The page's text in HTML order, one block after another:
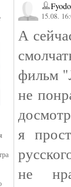
15.08.
А
фильм
не
я
не